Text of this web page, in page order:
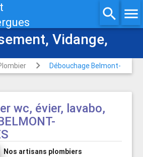
search menu
Vidange,
Débouchage Belmont-
wc, évier, lavabo,
Nos artisans plombiers